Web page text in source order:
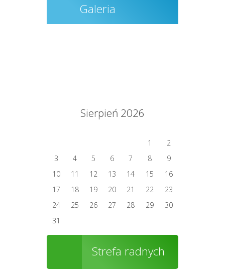
Galeria
Sierpień 2026
1
2
3
4 5 6 7 8
9
10
11 12 13 14 15
16
17
18 19 20 21 22
23
24
25 26 27 28 29
30
31
Strefa radnych